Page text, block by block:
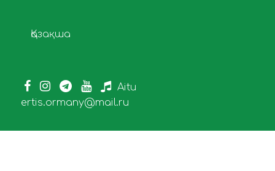
Выберите язык
Қазақша
Aitu
ertis.ormany@mail.ru